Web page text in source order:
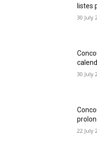
listes
30 July
30 July
22 July